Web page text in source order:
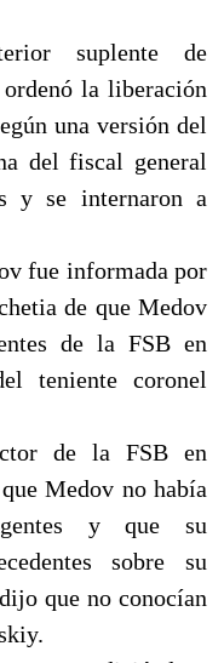
suplente de
la liberación
una versión del
del fiscal general
y se internaron a
fue informada por
de que Medov
de la FSB en
teniente coronel
de la FSB en
Medov no había
y que su
sobre su
que no conocían